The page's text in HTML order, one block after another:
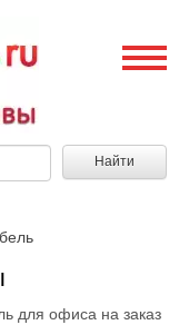
Найти
для офиса на заказ